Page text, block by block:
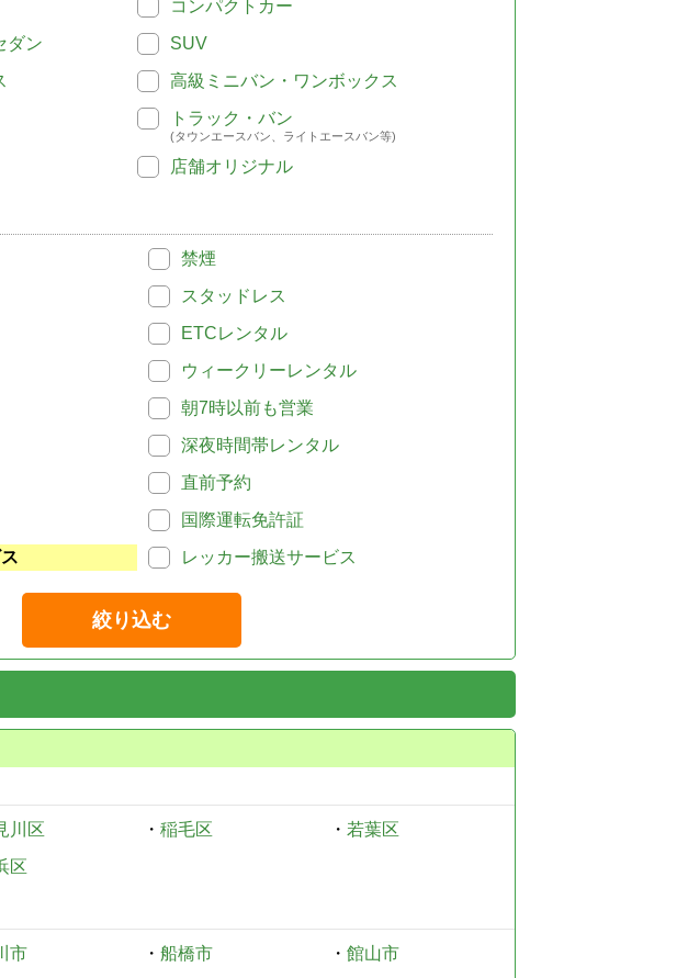
コンパクトカー
ダン
SUV
高級ミニバン・ワンボックス
トラック・バン
(タウンエースバン、ライトエースバン等)
店舗オリジナル
禁煙
スタッドレス
ETCレンタル
ウィークリーレンタル
朝7時以前も営業
深夜時間帯レンタル
直前予約
国際運転免許証
レッカー搬送サービス
絞り込む
川区 ・ 稲毛区 ・ 若葉区
区
市 ・ 船橋市 ・ 館山市